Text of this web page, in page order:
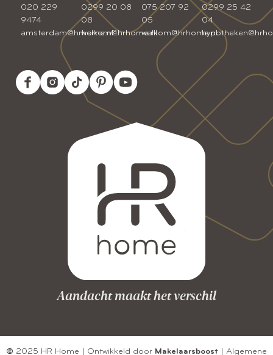
020 229
9474
amsterdam@hrhome.nl
0299 20 08
08
welkom@hrhome.nl
075 207 92
05
welkom@hrhome.nl
0299 25 42
04
Aandacht maakt het verschil
© 2025 HR Home | Ontwikkeld door Makelaarsboost | Algemene